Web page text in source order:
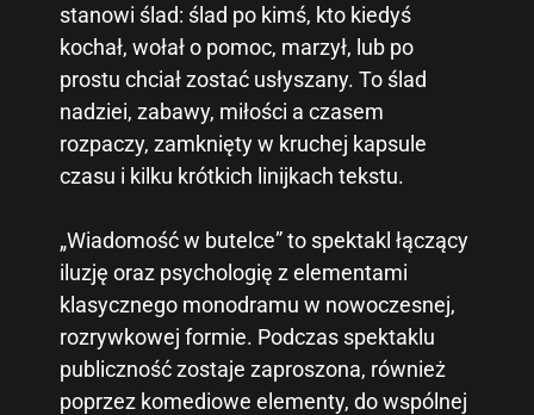
stanowi ślad: ślad po kimś, kto kiedyś
kochał, wołał o pomoc, marzył, lub po
prostu chciał zostać usłyszany. To ślad
nadziei, zabawy, miłości a czasem
rozpaczy, zamknięty w kruchej kapsule
czasu i kilku krótkich linijkach tekstu.
„Wiadomość w butelce” to spektakl łączący
iluzję oraz psychologię z elementami
klasycznego monodramu w nowoczesnej,
rozrywkowej formie. Podczas spektaklu
publiczność zostaje zaproszona, również
poprzez komediowe elementy, do wspólnej